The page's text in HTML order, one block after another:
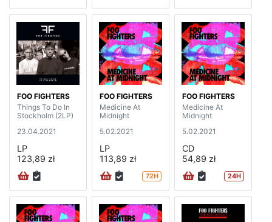
FOO FIGHTERS
Things To Do In
Stockholm (2LP)
23.04.2021
LP
123,89 zł
FOO FIGHTERS
Medicine At
Midnight
5.02.2021
LP
113,89 zł
72H
FOO FIGHTERS
Medicine At
Midnight
5.02.2021
CD
54,89 zł
24H